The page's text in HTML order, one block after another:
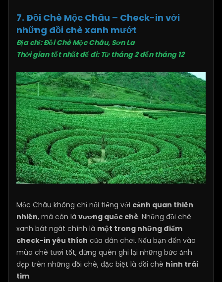
7. Đồi Chè Mộc Châu – Check-in với
những đồi chè xanh mướt
Địa chỉ: Đồi Chè Mộc Châu, Sơn La
Thời gian tốt nhất để đi: Từ tháng 2 đến tháng 12
Mộc Châu không chỉ nổi tiếng với cảnh quan thiên
nhiên, mà còn là vương quốc chè. Những đồi chè
xanh bát ngát chính là một trong những điểm
check-in yêu thích của dân chơi. Nếu bạn đến vào
mùa chè tươi tốt, đừng quên ghi lại những bức ảnh
đẹp trên những đồi chè, đặc biệt là đồi chè hình trái
tim.